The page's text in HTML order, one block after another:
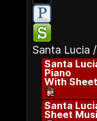
Santa Lucia
Santa
Piano
With
Santa
Sheet